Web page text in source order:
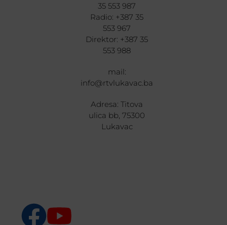
35 553 987
Radio: +387 35
553 967
Direktor: +387 35
553 988
mail:
info@rtvlukavac.ba
Adresa: Titova
ulica bb, 75300
Lukavac